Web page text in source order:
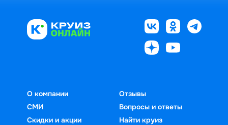
О компании
СМИ
Скидки и акции
Отзывы
Вопросы и ответы
Найти круиз